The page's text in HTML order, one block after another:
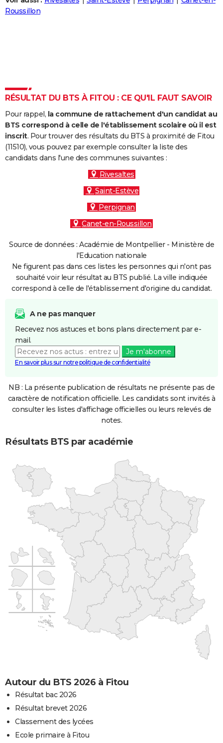
Destinations
City break
Voyage nature
Voyage de noces
Forum
Climat
+
PHOTO
Carte de Noël
Carte Bonne année
Carte Saint-Valentin
Carte Pâques
Carte d'anniversaire
DICTIONNAIRE
Dictionnaire
Biographies
Citations
Expressions
Proverbes
PROGRAMME TV
COPAINS D'AVANT
S'inscrire
Se connecter
Lycées
Collèges
Primaires
Universités
Entreprises
Service militaire
Avis de recherche
AVIS DE DÉCÈS
Roussillon
RÉSULTAT DU BTS À FITOU : CE QU'IL FAUT SAVOIR
Pour rappel, la commune de rattachement d'un candidat au
BTS correspond à celle de l'établissement scolaire où il est
inscrit. Pour trouver des résultats du BTS à proximité de Fitou
(11510), vous pouvez par exemple consulter la liste des
candidats dans l'une des communes suivantes :
Rivesaltes
Saint-Estève
Perpignan
Canet-en-Roussillon
Source de données : Académie de Montpellier - Ministère de
l'Education nationale
Ne figurent pas dans ces listes les personnes qui n'ont pas
souhaité voir leur résultat au BTS publié. La ville indiquée
correspond à celle de l'établissement d'origine du candidat.
A ne pas manquer
Recevez nos astuces et bons plans directement par e-
mail.
Je m'abonne
En savoir plus sur notre politique de confidentialité
NB : La présente publication de résultats ne présente pas de
caractère de notification officielle. Les candidats sont invités à
consulter les listes d'affichage officielles ou leurs relevés de
notes.
Résultats BTS par académie
Autour du BTS 2026 à Fitou
Résultat bac 2026
Résultat brevet 2026
Classement des lycées
Ecole primaire à Fitou